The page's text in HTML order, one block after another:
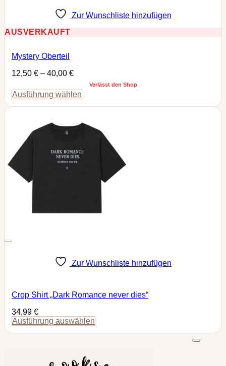
Zur Wunschliste hinzufügen
AUSVERKAUFT
Mystery Oberteil
12,50 € – 40,00 €
Verlässt den Shop
Ausführung wählen
mehrere
Varianten
auf.
Die
Optionen
können
gewählt
Zur Wunschliste hinzufügen
Crop Shirt „Dark Romance never dies“
34,99 €
Ausführung auswählen